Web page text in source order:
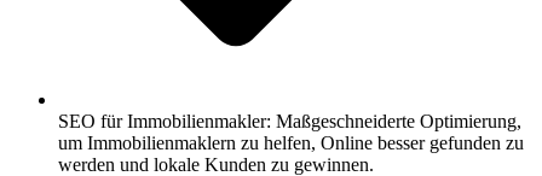
SEO für Immobilienmakler: Maßgeschneiderte Optimierung,
um Immobilienmaklern zu helfen, Online besser gefunden zu
werden und lokale Kunden zu gewinnen.